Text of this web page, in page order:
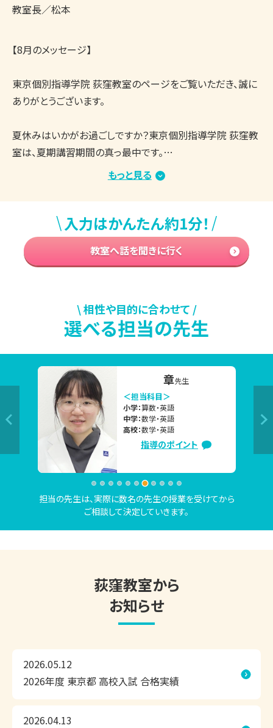
教室長／松本
【8月のメッセージ】
東京個別指導学院 荻窪教室のページをご覧いただき、誠に
ありがとうございます。
夏休みはいかがお過ごしですか？東京個別指導学院 荻窪教
室は、夏期講習期間の真っ最中です。
教室内は涼しく、集中して学習できる環境を整えており、生
格・成績アップに向けてがんばっている方が多くいらっしゃる
と思います。
もし、学習を進める中で「今の勉強方法でいいのかな？」「取
り組む内容は合っている？」「もっと効率のいい勉強方法はな
指導学院 荻窪教室の無料学習相談会をご活用ください。
▼今の時期、よくいただくご相談内容
「部活を引退したので、高校受験に向けて本格的に勉強を始
「2学期の定期テストで高得点を取るために、夏休み中にしっ
かり対策したい」
「夏休み中に苦手克服したいけど、なかなか思うように勉強
が進んでない」
「志望校合格に向けて、今の勉強の進め方で大丈夫か不安。
相談したい」など
上記のご相談内容は一例です。
気軽にお問い合わせください。
東京個別指導学院 荻窪教室は、お子さまにぴったりの学習
◎1人ひとりにぴったりの学習計画
◎お子さまに合わせて調整できるスケジュール
もっと見る
\ 入力はかんたん約1分！ /
教室へ話を聞きに行く
\ 相性や目的に合わせて /
選べる担当の先生
名嘉眞先生
＜担当科目＞
小学：国語・社会
中学：英語・国語・社会
高校：国語・社会
指導のポイント
担当の先生は、実際に数名の先生の授業を受けてから
ご相談して決定していきます。
荻窪教室から
お知らせ
2026.05.12
2026年度 東京都 高校入試 合格実績
2026.04.13